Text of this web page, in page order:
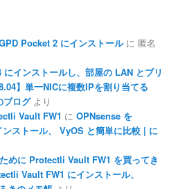
Pocket 2 にインストールに匿名
インストールし、部屋の LAN とブリ
】単一NICに複数IPを割り当てる
ブログより
Vault FW1 にOPNsense を
ストール、 VyOS と簡単に比較 | に
めに Protectli Vault FW1 を買ってき
Vault FW1 にインストール、